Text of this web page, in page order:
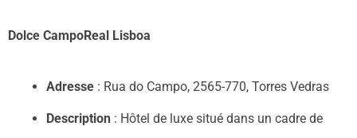
Dolce CampoReal Lisboa
Adresse : Rua do Campo, 2565-770, Torres Vedras
Description : Hôtel de luxe situé dans un cadre de